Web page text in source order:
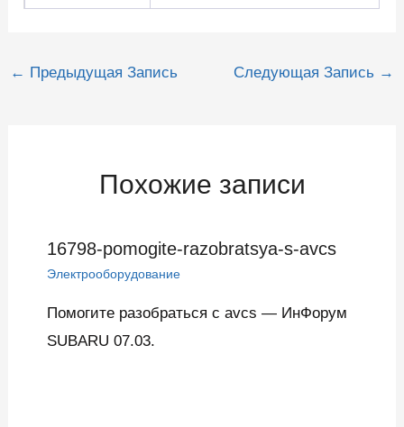
Навигация
← Предыдущая Запись Следующая Запись →
Похожие записи
16798-pomogite-razobratsya-s-avcs
Электрооборудование
Помогите разобраться с avcs — ИнФорум
SUBARU 07.03.